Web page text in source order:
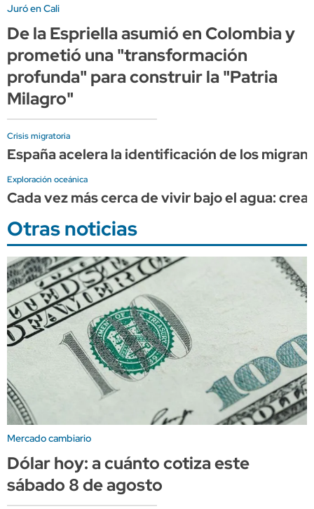
Juró en Cali
De la Espriella asumió en Colombia y
prometió una "transformación
profunda" para construir la "Patria
Milagro"
Crisis migratoria
España acelera la identificación de los
Exploración oceánica
Cada vez más cerca de vivir bajo el agua:
Otras noticias
Mercado cambiario
Dólar hoy: a cuánto cotiza este
sábado 8 de agosto